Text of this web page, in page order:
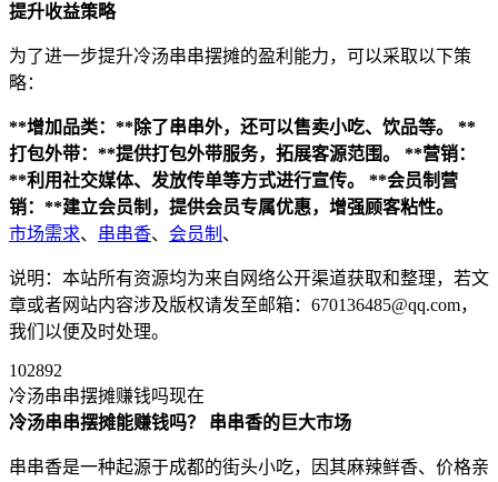
提升收益策略
为了进一步提升冷汤串串摆摊的盈利能力，可以采取以下策
略：
**增加品类：**除了串串外，还可以售卖小吃、饮品等。
**
打包外带：**提供打包外带服务，拓展客源范围。
**营销：
**利用社交媒体、发放传单等方式进行宣传。
**会员制营
销：**建立会员制，提供会员专属优惠，增强顾客粘性。
市场需求、 串串香、 会员制 、
说明：本站所有资源均为来自网络公开渠道获取和整理，若文
章或者网站内容涉及版权请发至邮箱：670136485@qq.com，
我们以便及时处理。
102892
冷汤串串摆摊赚钱吗现在
冷汤串串摆摊能赚钱吗？
串串香的巨大市场
串串香是一种起源于成都的街头小吃，因其麻辣鲜香、价格亲